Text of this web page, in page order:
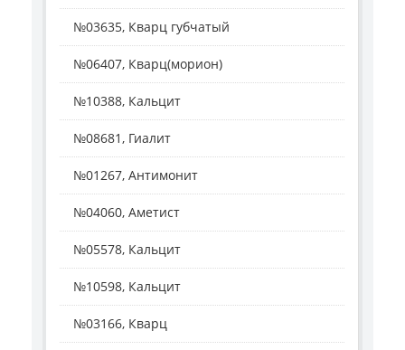
№03635, Кварц губчатый
№06407, Кварц(морион)
№10388, Кальцит
№08681, Гиалит
№01267, Антимонит
№04060, Аметист
№05578, Кальцит
№10598, Кальцит
№03166, Кварц